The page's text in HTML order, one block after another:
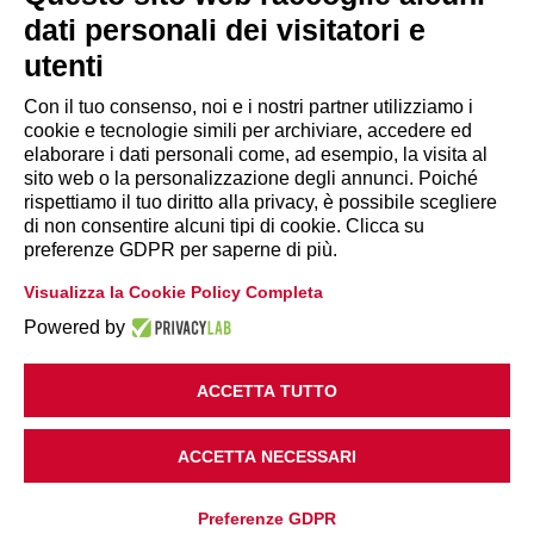
INFORMAZIONI
Disclaimer
Privacy Policy
Cookie Policy|Modifica preferenze
Copyright 2018 Legacoop Produzione e Servizi
dati personali dei visitatori e
utenti
Con il tuo consenso, noi e i nostri partner utilizziamo i
cookie e tecnologie simili per archiviare, accedere ed
elaborare i dati personali come, ad esempio, la visita al
sito web o la personalizzazione degli annunci. Poiché
rispettiamo il tuo diritto alla privacy, è possibile scegliere
di non consentire alcuni tipi di cookie. Clicca su
preferenze GDPR per saperne di più.
Visualizza la Cookie Policy Completa
Powered by
ACCETTA TUTTO
ACCETTA NECESSARI
Preferenze GDPR